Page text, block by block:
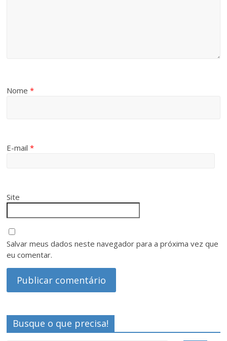
Nome*
E-mail*
Site
Salvar meus dados neste navegador para a próxima vez que
eu comentar.
Busque o que precisa!